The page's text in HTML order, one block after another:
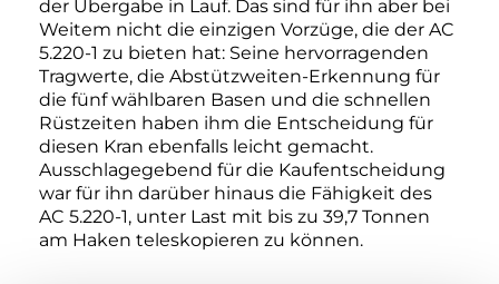
der Übergabe in Lauf. Das sind für ihn aber bei
Weitem nicht die einzigen Vorzüge, die der AC
5.220-1 zu bieten hat: Seine hervorragenden
Tragwerte, die Abstützweiten-Erkennung für
die fünf wählbaren Basen und die schnellen
Rüstzeiten haben ihm die Entscheidung für
diesen Kran ebenfalls leicht gemacht.
Ausschlagegebend für die Kaufentscheidung
war für ihn darüber hinaus die Fähigkeit des
AC 5.220-1, unter Last mit bis zu 39,7 Tonnen
am Haken teleskopieren zu können.